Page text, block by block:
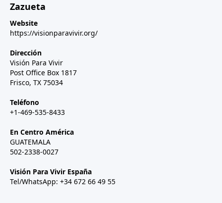
Zazueta
Website
https://visionparavivir.org/
Dirección
Visión Para Vivir
Post Office Box 1817
Frisco, TX 75034
Teléfono
+1-469-535-8433
En Centro América
GUATEMALA
502-2338-0027
Visión Para Vivir España
Tel/WhatsApp: +34 672 66 49 55